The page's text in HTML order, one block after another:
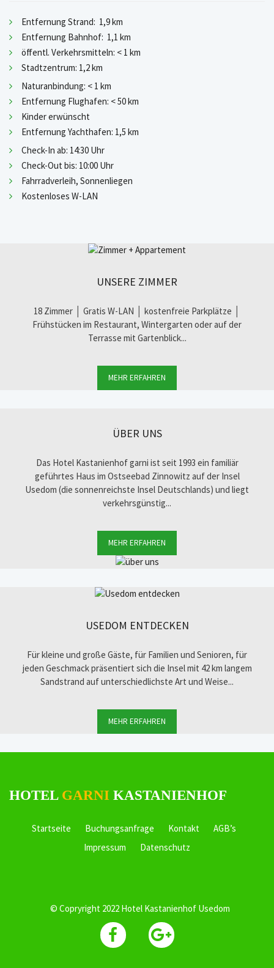
Entfernung Strand: 1,9 km
Entfernung Bahnhof: 1,1 km
öffentl. Verkehrsmitteln: < 1 km
Stadtzentrum: 1,2 km
Naturanbindung: < 1 km
Entfernung Flughafen: < 50 km
Kinder erwünscht
Entfernung Yachthafen: 1,5 km
Check-In ab: 14:30 Uhr
Check-Out bis: 10:00 Uhr
Fahrradverleih, Sonnenliegen
Kostenloses W-LAN
UNSERE ZIMMER
18 Zimmer │ Gratis W-LAN │ kostenfreie Parkplätze │
Frühstücken im Restaurant, Wintergarten oder auf der
Terrasse mit Gartenblick...
MEHR ERFAHREN
ÜBER UNS
Das Hotel Kastanienhof garni ist seit 1993 ein familiär
geführtes Haus im Ostseebad Zinnowitz auf der Insel
Usedom (die sonnenreichste Insel Deutschlands) und liegt
verkehrsgünstig...
MEHR ERFAHREN
USEDOM ENTDECKEN
Für kleine und große Gäste, für Familien und Senioren, für
jeden Geschmack präsentiert sich die Insel mit 42 km langem
Sandstrand auf unterschiedlichste Art und Weise...
MEHR ERFAHREN
HOTEL GARNI KASTANIENHOF
Startseite Buchungsanfrage Kontakt
AGB’s
Impressum
Datenschutz
© Copryright 2022 Hotel Kastanienhof Usedom